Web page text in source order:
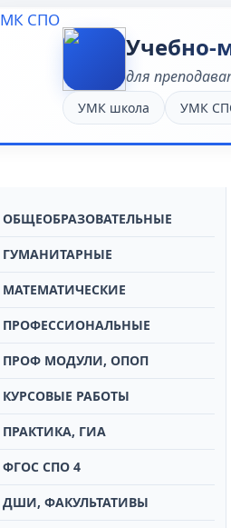
Учебно-
для
УМК школа УМК
OБЩЕОБРАЗОВАТЕЛЬНЫЕ
ГУМАНИТАРНЫЕ
МАТЕМАТИЧЕСКИЕ
ПРОФЕССИОНАЛЬНЫЕ
ПРОФ МОДУЛИ, ОПОП
КУРСОВЫЕ РАБОТЫ
ПРАКТИКА, ГИА
ФГОС СПО 4
ДШИ, ФАКУЛЬТАТИВЫ